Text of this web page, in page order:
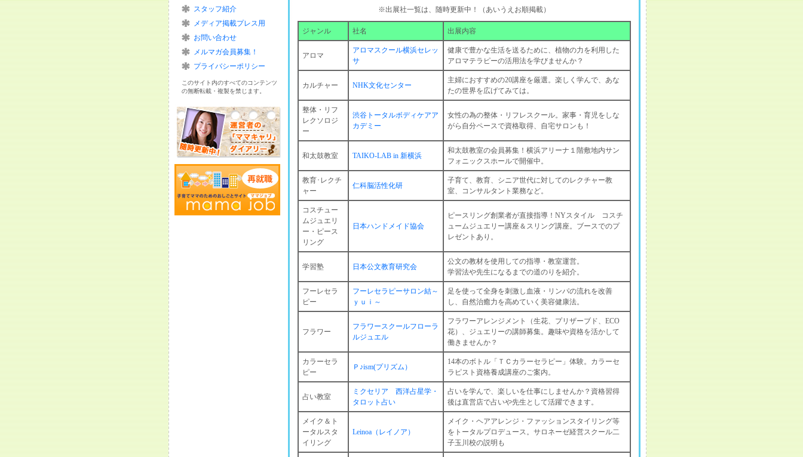
※出展社一覧は、随時更新中！（あいうえお順掲載）
ジャンル 社名 出展内容
アロマ
アロマスクール横浜セレッ
サ
健康で豊かな生活を送るために、植物の力を利用した
アロマテラピーの活用法を学びませんか？
カルチャー NHK文化センター
主婦におすすめの20講座を厳選。楽しく学んで、あな
たの世界を広げてみては。
整体・リフ
レクソロジ
ー
渋谷トータルボディケアア
カデミー
女性の為の整体・リフレスクール。家事・育児をしな
がら自分ペースで資格取得、自宅サロンも！
和太鼓教室 TAIKO-LAB in 新横浜
和太鼓教室の会員募集！横浜アリーナ１階敷地内サン
フォニックスホールで開催中。
教育･レクチ
ャー
仁科脳活性化研
子育て、教育、シニア世代に対してのレクチャー教
室、コンサルタント業務など。
コスチュー
ムジュエリ
ー・ピース
リング
日本ハンドメイド協会
ピースリング創業者が直接指導！NYスタイル コスチ
ュームジュエリー講座＆スリング講座。ブースでのプ
レゼントあり。
学習塾 日本公文教育研究会
公文の教材を使用しての指導・教室運営。
学習法や先生になるまでの道のりを紹介。
フーレセラ
ピー
フーレセラピーサロン結～
ｙｕｉ～
足を使って全身を刺激し血液・リンパの流れを改善
し、自然治癒力を高めていく美容健康法。
フラワー
フラワースクールフローラ
ルジュエル
フラワーアレンジメント（生花、プリザーブド、ECO
花）、ジュエリーの講師募集。趣味や資格を活かして
働きませんか？
カラーセラ
ピー
Ｐ♪ism(プリズム）
14本のボトル「ＴＣカラーセラピー」体験。カラーセ
ラピスト資格養成講座のご案内。
占い教室
ミクセリア 西洋占星学・
タロット占い
占いを学んで、楽しいを仕事にしませんか？資格習得
後は直営店で占いや先生として活躍できます。
メイク＆ト
ータルスタ
イリング
Leinoa（レイノア）
メイク・ヘアアレンジ・ファッションスタイリング等
をトータルプロデュース。サロネーゼ経営スクール二
子玉川校の説明も
スタッフ紹介
メディア掲載プレス用
お問い合わせ
メルマガ会員募集！
プライバシーポリシー
このサイト内のすべてのコンテンツ
の無断転載・複製を禁じます。